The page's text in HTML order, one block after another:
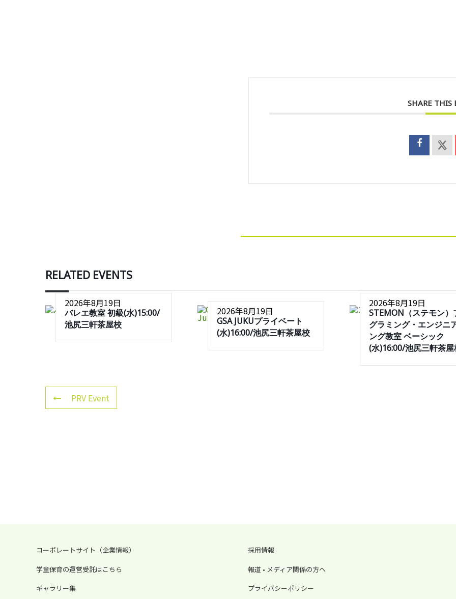
SHARE THIS
RELATED EVENTS
2026年8月19日
バレエ教室 初級(水)15:00/
池尻三軒茶屋校
2026年8月19日
GSA JUKUプライベート
(水)16:00/池尻三軒茶屋校
2026年8月19日
STEMON（ステモン）
グラミング・エンジニ
ング教室 ベーシック
(水)16:00/池尻三軒茶屋
PRV Event
コーポレートサイト（企業情報）
学童保育の運営受託はこちら
ギャラリー集
採用情報
報道 • メディア関係の方へ
プライバシーポリシー